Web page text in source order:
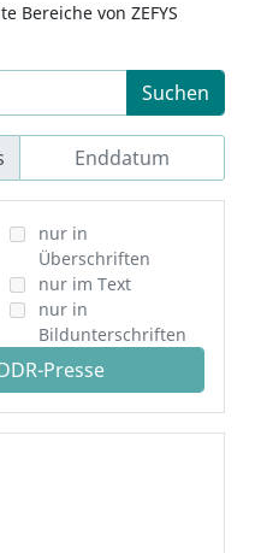
Bereiche von ZEFYS
Suchen
nur in
Überschriften
nur im Text
nur in
Bildunterschriften
Presse